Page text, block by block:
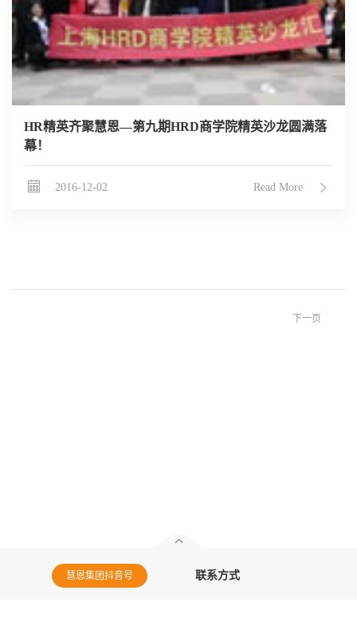
HR精英齐聚慧恩—第九期HRD商学院精英沙龙圆满落
幕！
2016-12-02 Read More
下一页
联系方式
慧恩集团抖音号